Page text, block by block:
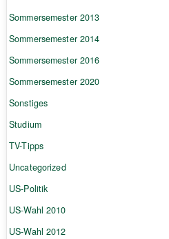
Sommersemester 2013
Sommersemester 2014
Sommersemester 2016
Sommersemester 2020
Sonstiges
Studium
TV-Tipps
Uncategorized
US-Politik
US-Wahl 2010
US-Wahl 2012